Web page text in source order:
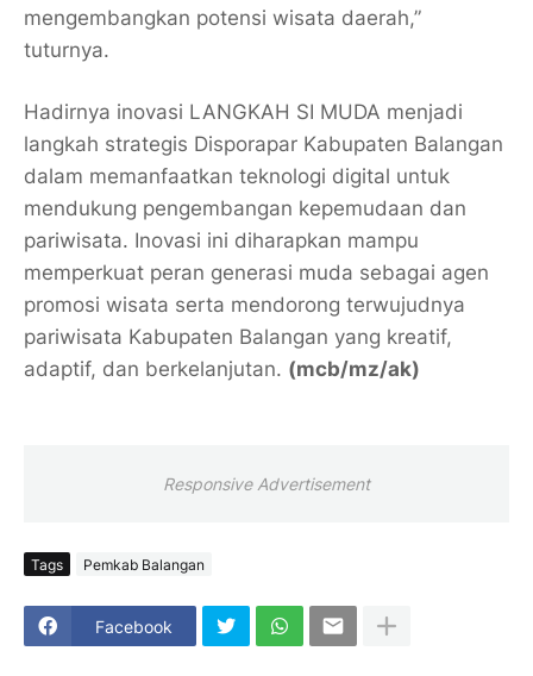
mengembangkan potensi wisata daerah,”
tuturnya.
Hadirnya inovasi LANGKAH SI MUDA menjadi
langkah strategis Disporapar Kabupaten Balangan
dalam memanfaatkan teknologi digital untuk
mendukung pengembangan kepemudaan dan
pariwisata. Inovasi ini diharapkan mampu
memperkuat peran generasi muda sebagai agen
promosi wisata serta mendorong terwujudnya
pariwisata Kabupaten Balangan yang kreatif,
adaptif, dan berkelanjutan. (mcb/mz/ak)
Responsive Advertisement
Tags Pemkab Balangan
Facebook